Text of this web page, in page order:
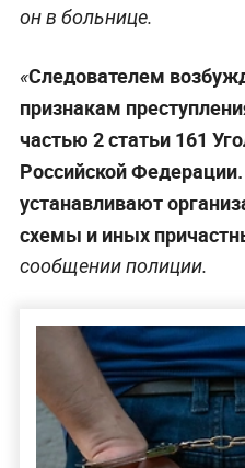
он в больнице.
«Следователем
признакам
частью 2 статьи 161
Российской
устанавливают
схемы и иных
сообщении полиции.